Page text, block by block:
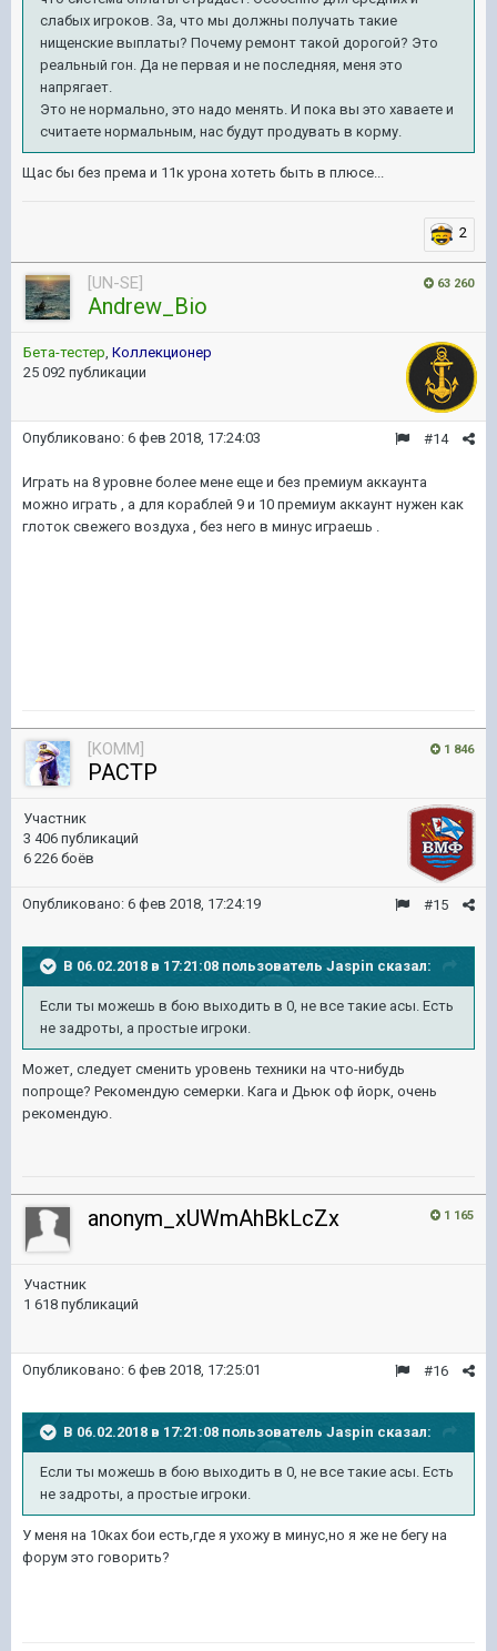
слабых игроков. За, что мы должны получать такие
нищенские выплаты? Почему ремонт такой дорогой? Это
реальный гон. Да не первая и не последняя, меня это
напрягает.
Это не нормально, это надо менять. И пока вы это хаваете и
считаете нормальным, нас будут продувать в корму.
Щас бы без према и 11к урона хотеть быть в плюсе...
2
63 260
[UN-SE]
Andrew_Bio
Бета-тестер, Коллекционер
25 092 публикации
#14
Опубликовано: 6 фев 2018, 17:24:03
Играть на 8 уровне более мене еще и без премиум аккаунта
можно играть , а для кораблей 9 и 10 премиум аккаунт нужен как
глоток свежего воздуха , без него в минус играешь .
1 846
[KOMM]
PACTP
Участник
3 406 публикаций
6 226 боёв
#15
Опубликовано: 6 фев 2018, 17:24:19
В 06.02.2018 в 17:21:08 пользователь Jaspin сказал:
Если ты можешь в бою выходить в 0, не все такие асы. Есть
не задроты, а простые игроки.
Может, следует сменить уровень техники на что-нибудь
попроще? Рекомендую семерки. Кага и Дьюк оф йорк, очень
рекомендую.
1 165
anonym_xUWmAhBkLcZx
Участник
1 618 публикаций
#16
Опубликовано: 6 фев 2018, 17:25:01
В 06.02.2018 в 17:21:08 пользователь Jaspin сказал:
Если ты можешь в бою выходить в 0, не все такие асы. Есть
не задроты, а простые игроки.
У меня на 10ках бои есть,где я ухожу в минус,но я же не бегу на
форум это говорить?